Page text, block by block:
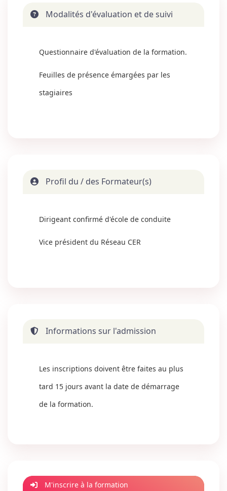
Modalités d'évaluation et de suivi
Questionnaire d'évaluation de la formation.
Feuilles de présence émargées par les
stagiaires
Profil du / des Formateur(s)
Dirigeant confirmé d'école de conduite
Vice président du Réseau CER
Informations sur l'admission
Les inscriptions doivent être faites au plus
tard 15 jours avant la date de démarrage
de la formation.
M'inscrire à la formation